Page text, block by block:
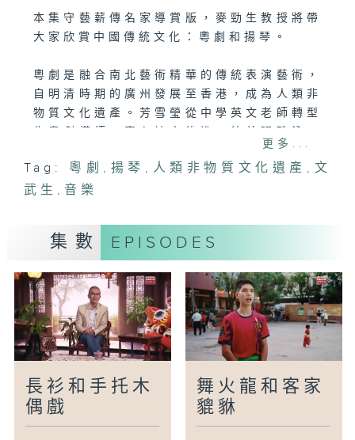
本集守藝薪傳名家導賞版，麥勁生教授將帶
大家欣賞中國傳統文化：粵劇和揚琴。
粵劇是融合南北藝術精華的傳統表演藝術，
自明清時期的廣州發展至香港，成為人類非
物質文化遺產。芳雪瑩從中學英文老師轉型
歲開始習藝，十歲即成文武生，多次獲獎，
並致力於傳承粵劇。師徒兩代以粵劇藝術啟
發年輕一代，開創香港粵劇的未來。
揚琴是西方引入的民族樂器，在廣東音樂史
上扮演重要角色。賴應斌六歲習琴，成為首
教育貢獻良多。徒弟蕭俊賢已獲音樂碩士，
並組成樂團「伍人粵」，用創新手法延續廣
東音樂的傳統。
更多...
Tag: 粵劇 , 揚琴 , 人類非物質文化遺產 , 文
武生 , 音樂
集數 EPISODES
長衫和手托木
偶戲
舞火龍和客家
貔貅